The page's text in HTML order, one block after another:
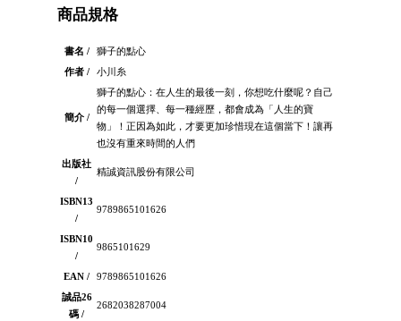
商品規格
書名 /
獅子的點心
作者 /
小川糸
簡介 /
獅子的點心：在人生的最後一刻，你想吃什麼呢？自己
的每一個選擇、每一種經歷，都會成為「人生的寶
物」！正因為如此，才要更加珍惜現在這個當下！讓再
也沒有重來時間的人們
出版社
/
精誠資訊股份有限公司
ISBN13
/
9789865101626
ISBN10
/
9865101629
EAN /
9789865101626
誠品26
碼 /
2682038287004